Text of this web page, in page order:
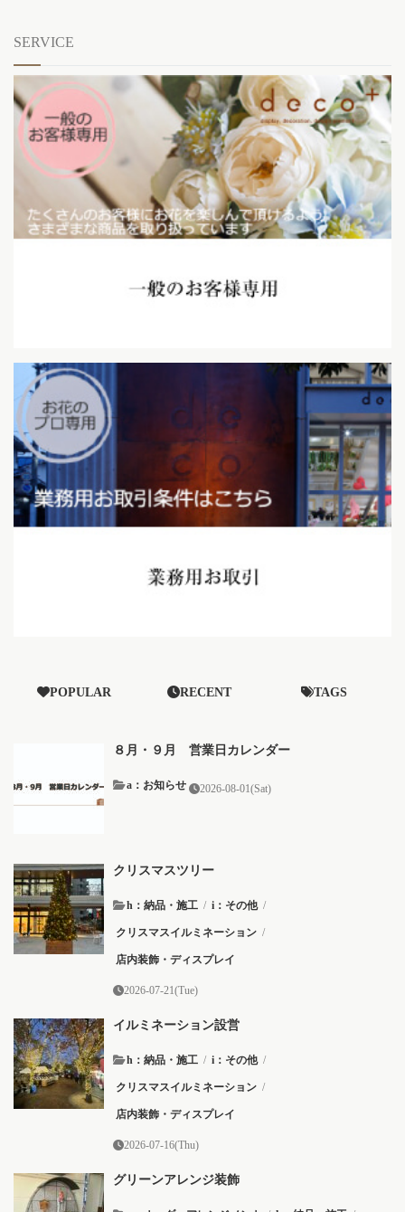
SERVICE
POPULAR RECENT TAGS
８月・９月 営業日カレンダー
a：お知らせ 2026-08-01(Sat)
クリスマスツリー
h：納品・施工 / i：その他 /
クリスマスイルミネーション /
店内装飾・ディスプレイ
2026-07-21(Tue)
イルミネーション設営
h：納品・施工 / i：その他 /
クリスマスイルミネーション /
店内装飾・ディスプレイ
2026-07-16(Thu)
グリーンアレンジ装飾